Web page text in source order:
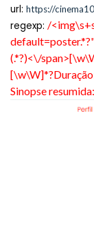
url: https://
regexp: /
(.*?)<\/
Sinopse